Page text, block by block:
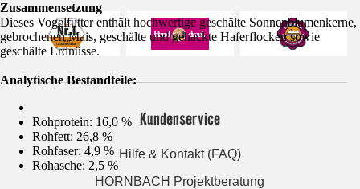
Zusammensetzung
Dieses Vogelfutter enthält hochwertige geschälte Sonnenblumenkerne,
gebrochenen Mais, geschälte und gehackte Haferflocken sowie
geschälte Erdnüsse.
Analytische Bestandteile:
Rohprotein: 16,0 %
Rohfett: 26,8 %
Rohfaser: 4,9 %
Rohasche: 2,5 %
Kundenservice
Hilfe & Kontakt (FAQ)
HORNBACH Projektberatung